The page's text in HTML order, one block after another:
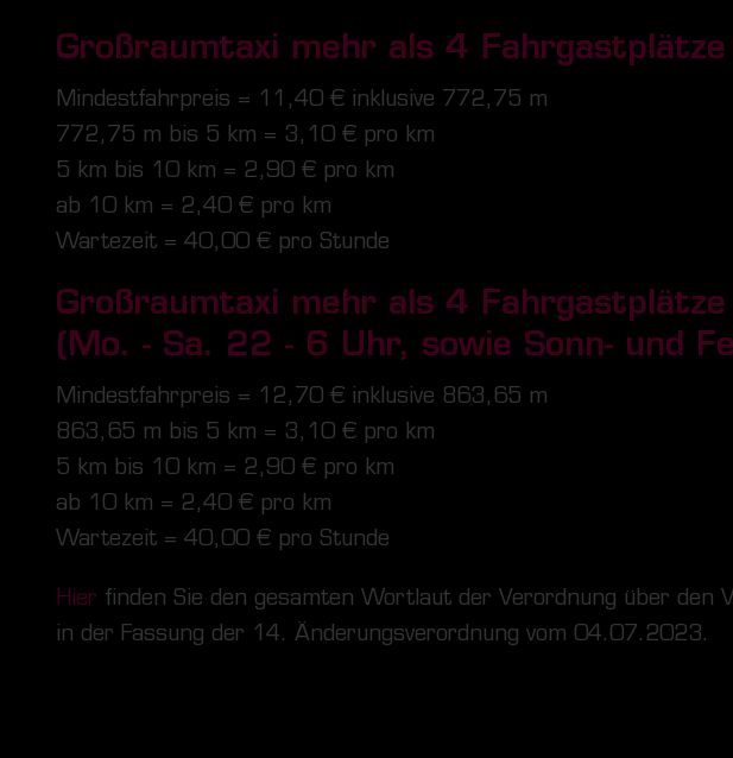
Großraumtaxi mehr als 4
Mindestfahrpreis = 11,40 € inklusive 772,75 m
772,75 m bis 5 km = 3,10 € pro km
5 km bis 10 km = 2,90 € pro km
ab 10 km = 2,40 € pro km
Wartezeit = 40,00 € pro Stunde
Großraumtaxi mehr als 4 Fahrgastplätze
(Mo. - Sa. 22 - 6 Uhr, sowie Sonn- und
Mindestfahrpreis = 12,70 € inklusive 863,65 m
863,65 m bis 5 km = 3,10 € pro km
5 km bis 10 km = 2,90 € pro km
ab 10 km = 2,40 € pro km
Wartezeit = 40,00 € pro Stunde
Hier finden Sie den gesamten Wortlaut der Verordnung über den
in der Fassung der 14. Änderungsverordnung vom 04.07.2023.